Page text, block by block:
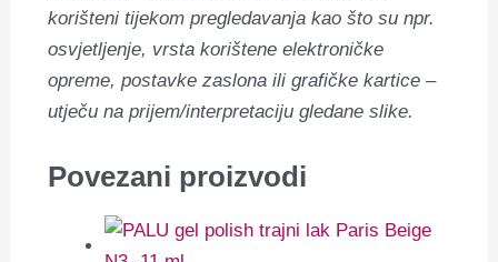
korišteni tijekom pregledavanja kao što su npr.
osvjetljenje, vrsta korištene elektroničke
opreme, postavke zaslona ili grafičke kartice –
utječu na prijem/interpretaciju gledane slike.
Povezani proizvodi